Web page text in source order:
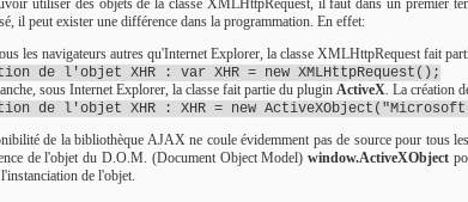
utiliser des objets de la classe XMLHttpRequest, il faut dans un premier
il peut exister une différence dans la programmation. En effet:
les navigateurs autres qu'Internet Explorer, la classe XMLHttpRequest fait
de l'objet XHR : var XHR = new XMLHttpRequest();
sous Internet Explorer, la classe fait partie du pluginActiveX. La création
de l'objet XHR : XHR = new
de la bibliothèque AJAX ne coule évidemment pas de source pour tous
de l'objet du D.O.M. (Document Object Model)window.ActiveXObject
de l'objet.